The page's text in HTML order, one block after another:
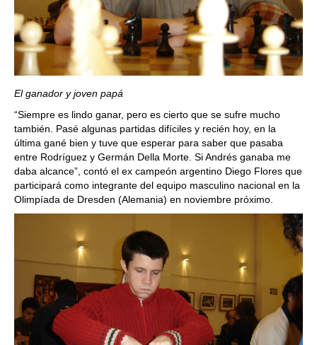
El ganador y joven papá
“Siempre es lindo ganar, pero es cierto que se sufre mucho
también. Pasé algunas partidas difíciles y recién hoy, en la
última gané bien y tuve que esperar para saber que pasaba
entre Rodríguez y Germán Della Morte. Si Andrés ganaba me
daba alcance”, contó el ex campeón argentino Diego Flores que
participará como integrante del equipo masculino nacional en la
Olimpíada de Dresden (Alemania) en noviembre próximo.